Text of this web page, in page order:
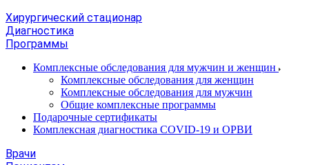
Хирургический стационар
Диагностика
Программы
Комплексные обследования для мужчин и женщин
Комплексные обследования для женщин
Комплексные обследования для мужчин
Общие комплексные программы
Подарочные сертификаты
Комплексная диагностика COVID-19 и ОРВИ
Врачи